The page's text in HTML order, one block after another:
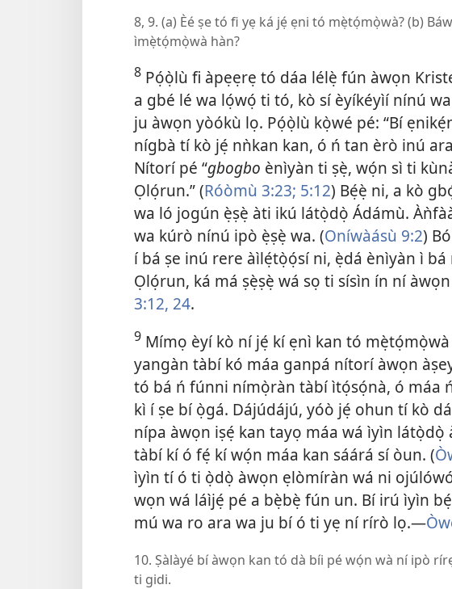
8, 9. (a) Èé ṣe tó fi yẹ ká jẹ́ ẹni tó mẹ̀tọ́mọ̀wà? (b)
ìmẹ̀tọ́mọ̀wà hàn?
8 Pọ́ọ̀lù fi àpẹẹrẹ tó dáa lélẹ̀ fún àwọn
a gbé lé wa lọ́wọ́ ti tó, kò sí èyíkéyìí nínú
ju àwọn yòókù lọ. Pọ́ọ̀lù kọ̀wé pé: “Bí
nígbà tí kò jẹ́ nǹkan kan, ó ń tan èrò inú
Nítorí pé “gbogbo ènìyàn ti ṣẹ̀, wọ́n sì ti
Ọlọ́run.” (Róòmù 3:23; 5:12) Bẹ́ẹ̀ ni, a kò
wa ló jogún ẹ̀ṣẹ̀ àti ikú látọ̀dọ̀ Ádámù.
wa kúrò nínú ipò ẹ̀ṣẹ̀ wa. (Oníwàásù 9:2)
í bá ṣe inú rere àìlẹ́tọ̀ọ́sí ni, ẹ̀dá ènìyàn ì
Ọlọ́run, ká má ṣẹ̀ṣẹ̀ wá sọ ti sísìn ín ní
3:12, 24.
9 Mímọ èyí kò ní jẹ́ kí ẹnì kan tó
yangàn tàbí kó máa ganpá nítorí àwọn
tó bá ń fúnni nímọ̀ràn tàbí ìtọ́sọ́nà, ó máa
kì í ṣe bí ọ̀gá. Dájúdájú, yóò jẹ́ ohun tí kò
nípa àwọn iṣẹ́ kan tayọ máa wá ìyìn
tàbí kí ó fẹ́ kí wọ́n máa kan sáárá sí òun. (
ìyìn tí ó ti ọ̀dọ̀ àwọn ẹlòmíràn wá ni
wọn wá láìjẹ́ pé a bẹ̀bẹ̀ fún un. Bí irú ìyìn
mú wa ro ara wa ju bí ó ti yẹ ní rírò lọ.—
10. Ṣàlàyé bí àwọn kan tó dà bíi pé wọ́n wà ní ipò
ti gidi.